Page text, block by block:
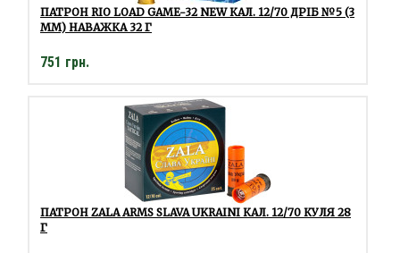
ПАТРОН RIO LOAD GAME-32 NEW КАЛ. 12/70 ДРІБ №5 (3
ММ) НАВАЖКА 32 Г
751 грн.
ПАТРОН ZALA ARMS SLAVA UKRAINI КАЛ. 12/70 КУЛЯ 28
Г